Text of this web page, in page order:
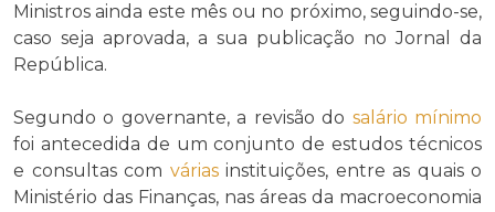
Ministros ainda este mês ou no próximo, seguindo-se,
caso seja aprovada, a sua publicação no Jornal da
República.
Segundo o governante, a revisão do salário mínimo
foi antecedida de um conjunto de estudos técnicos
e consultas com váriasinstituições, entre as quais o
Ministério das Finanças, nas áreas da macroeconomia